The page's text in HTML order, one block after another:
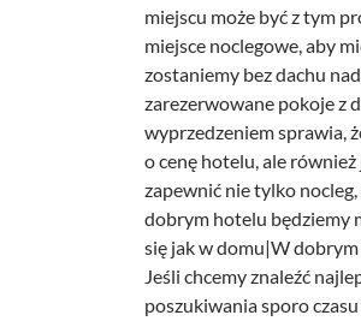
miejscu może być z tym
miejsce noclegowe, aby
zostaniemy bez dachu
zarezerwowane pokoje z
wyprzedzeniem sprawia,
o cenę hotelu, ale
zapewnić nie tylko
dobrym hotelu będziemy
się jak w domu|W
Jeśli chcemy znaleźć
poszukiwania sporo